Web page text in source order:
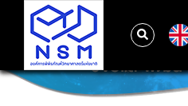
NSM รับมอบภาพวาดวิ
อ.วิชัย มะลิกุล เก็บเป็นเ
วิจัยและพัฒน